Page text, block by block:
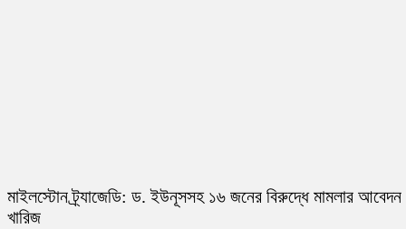
মাইলস্টোন ট্র্যাজেডি: ড. ইউনূসসহ ১৬ জনের বিরুদ্ধে মামলার আবেদন
খারিজ